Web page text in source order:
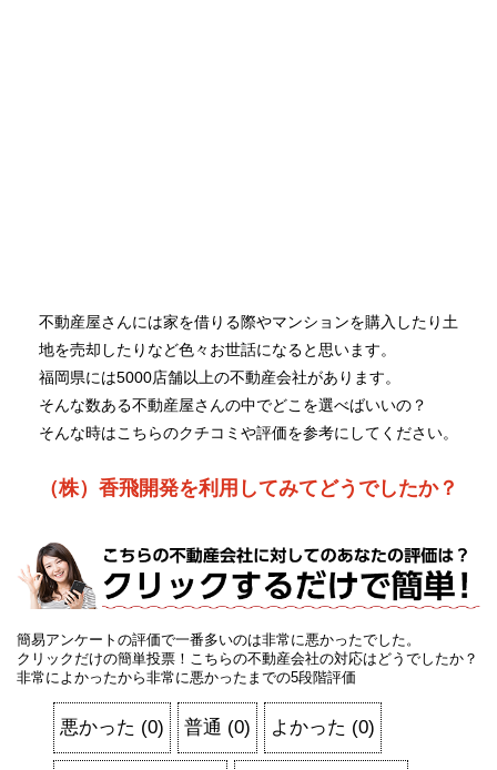
不動産屋さんには家を借りる際やマンションを購入したり土
地を売却したりなど色々お世話になると思います。
福岡県には5000店舗以上の不動産会社があります。
そんな数ある不動産屋さんの中でどこを選べばいいの？
そんな時はこちらのクチコミや評価を参考にしてください。
（株）香飛開発を利用してみてどうでしたか？
簡易アンケートの評価で一番多いのは非常に悪かったでした。
クリックだけの簡単投票！こちらの不動産会社の対応はどうでしたか？
非常によかったから非常に悪かったまでの5段階評価
悪かった (0) 普通 (0) よかった (0)